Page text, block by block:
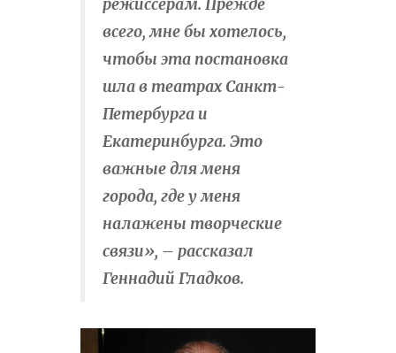
режиссерам. Прежде
всего, мне бы хотелось,
чтобы эта постановка
шла в театрах Санкт-
Петербурга и
Екатеринбурга. Это
важные для меня
города, где у меня
налажены творческие
связи», – рассказал
Геннадий Гладков.